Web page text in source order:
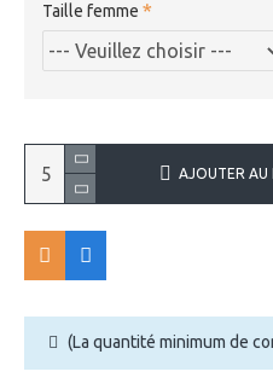
Taille femme
AJOUTER AU
(La quantité minimum de